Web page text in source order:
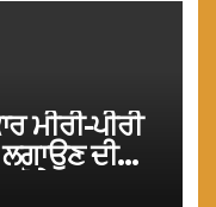
ਮੀਰੀ-ਪੀਰੀ
ਦੀ
: ਮਾਨ